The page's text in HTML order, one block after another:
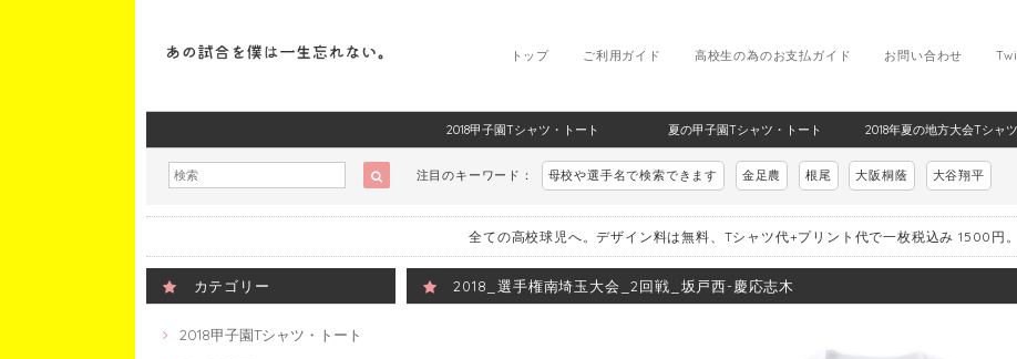
お問い合わせ
高校生の為のお支払ガイド
ご利用ガイド
トップ
2018甲子園Tシャツ・トート 夏の甲子園Tシャツ・トート 2018年夏の地方大会Tシャ
注目のキーワード： 母校や選手名で検索できます 金足農 根尾 大阪桐蔭 大谷翔平
全ての高校球児へ。デザイン料は無料、Tシャツ代+プリント代で一枚税込み 1500円。
カテゴリー
2018甲子園Tシャツ・トート
2018_選手権南埼玉大会_2回戦_坂戸西-慶応志木